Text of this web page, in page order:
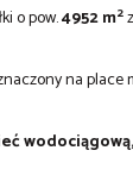
o pow.4952 m2
na place